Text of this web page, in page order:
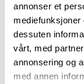
annonser et
dessuten
vårt, med
annonsering og
med annen